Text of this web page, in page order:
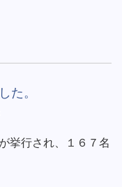
た。
挙行され、１６７名